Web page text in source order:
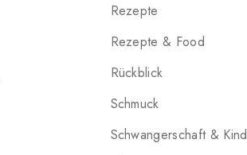
Rezepte
Rezepte & Food
Rückblick
Schmuck
Schwangerschaft & Kind